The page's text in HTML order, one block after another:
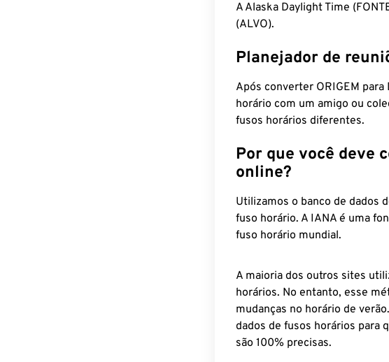
A Alaska Daylight Time
(ALVO).
Planejador de
Após converter ORIGEM
horário com um amigo ou
fusos horários diferentes.
Por que você deve
online?
Utilizamos o banco de dados
fuso horário. A IANA é uma
fuso horário mundial.
A maioria dos outros sites
horários. No entanto, esse
mudanças no horário de
dados de fusos horários para
são 100% precisas.